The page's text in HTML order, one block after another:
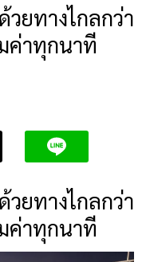
วยทางไกลกว่า
ค่าทุกนาที
วยทางไกลกว่า
ค่าทุกนาที